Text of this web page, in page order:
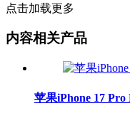
点击加载更多
内容相关产品
苹果iPhone 17 Pro